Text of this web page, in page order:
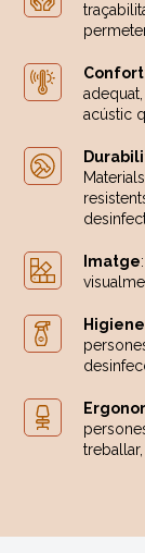
Confort
acústic
Imatge
Higiene